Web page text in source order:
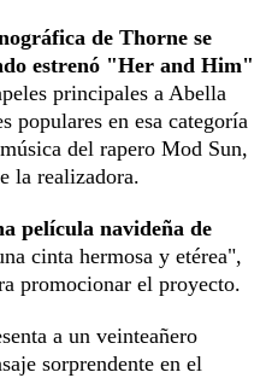
de Thorne se
estrenó "Her and Him"
principales a Abella
populares en esa categoría
del rapero Mod Sun,
la realizadora.
película navideña de
cinta hermosa y etérea",
promocionar el proyecto.
a un veinteañero
sorprendente en el